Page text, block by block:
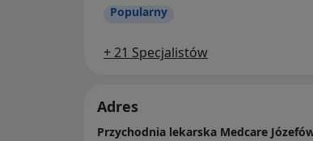
Popularny
+ 21 Specjalistów
Adres
Przychodnia lekarska Medcare